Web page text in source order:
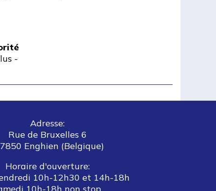
-
Adresse:
Rue de Bruxelles 6
Enghien (Belgique)
Horaire d'ouverture:
10h-12h30 et 14h-18h